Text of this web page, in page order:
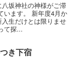
坂神社の神様がご滞
います。 新年度4月か
生だけとは限りませ
て探...
き下宿